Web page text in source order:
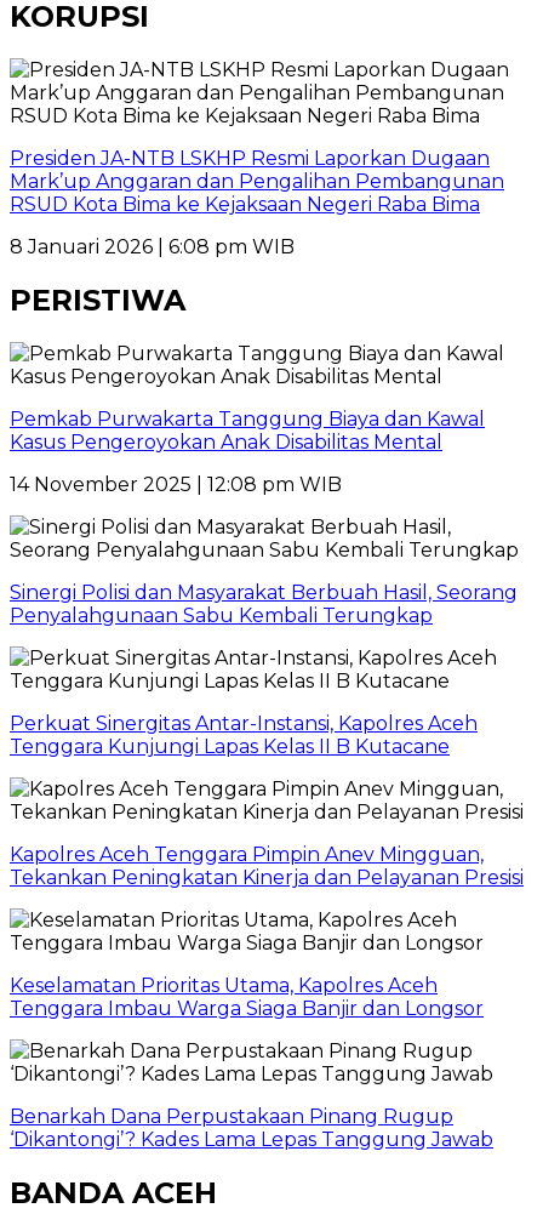
KORUPSI
Presiden JA-NTB LSKHP Resmi Laporkan Dugaan
Mark’up Anggaran dan Pengalihan Pembangunan
RSUD Kota Bima ke Kejaksaan Negeri Raba Bima
8 Januari 2026 | 6:08 pm WIB
PERISTIWA
Pemkab Purwakarta Tanggung Biaya dan Kawal
Kasus Pengeroyokan Anak Disabilitas Mental
14 November 2025 | 12:08 pm WIB
Sinergi Polisi dan Masyarakat Berbuah Hasil, Seorang
Penyalahgunaan Sabu Kembali Terungkap
Perkuat Sinergitas Antar-Instansi, Kapolres Aceh
Tenggara Kunjungi Lapas Kelas II B Kutacane
Kapolres Aceh Tenggara Pimpin Anev Mingguan,
Tekankan Peningkatan Kinerja dan Pelayanan Presisi
Keselamatan Prioritas Utama, Kapolres Aceh
Tenggara Imbau Warga Siaga Banjir dan Longsor
Benarkah Dana Perpustakaan Pinang Rugup
‘Dikantongi’? Kades Lama Lepas Tanggung Jawab
BANDA ACEH